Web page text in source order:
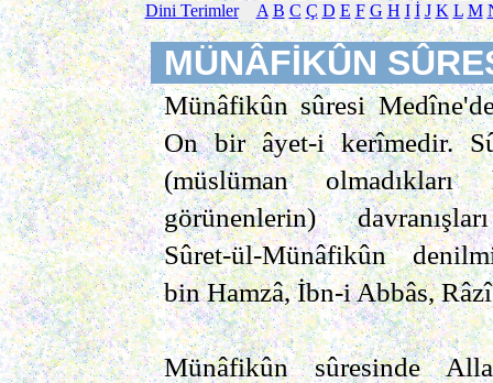
Dini Terimler A B C Ç D E F G H I İ J K L M
MÜNÂFİKÛN
Münâfikûn sûresi
On bir âyet-i kerîmedir.
(müslüman olmadıkları
görünenlerin)
Sûret-ül-Münâfikûn
bin Hamzâ, İbn-i Abbâs,
Münâfikûn sûresinde